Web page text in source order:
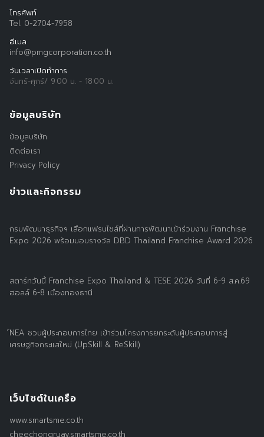
Search
for:
โทรศัพท์
Tel. 0-2704-7958
อีเมล
info@pmgcorporation.co.th
วันเวลาเปิดทำการ
จันทร์-ศุกร์/ 9:00 น. - 18:00 น.
ข้อมูลบริษัท
ข้อมูลบริษัท
ติดต่อเรา
Privacy Policy
ข่าวและกิจกรรม
กรมพัฒนาธุรกิจฯ เลือกแฟรนไชส์ที่ผ่านการพัฒนาเข้าร่วมงาน Franchise
Expo 2026 พร้อมมอบรางวัล DBD Thailand Franchise Award 2026
สตาร์ทวันนี้ Franchise Expo Thailand & TESE 2026 วันที่ 6-9 ส.ค.69
ฮอลล์ 6-8 เมืองทองธานี
์NEA ชวนผู้ประกอบการไทย เข้าร่วมโครงการยกระดับผู้ประกอบการสู่
เศรษฐกิจกระแสใหม่ (UpSkill & ReSkill)
เว็บไซต์ในเครือ
www.smartsme.co.th
cheechongruay.smartsme.co.th